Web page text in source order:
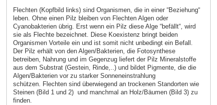
Flechten (Kopfbild links) sind Organismen, die in einer “Beziehung“
leben. Ohne einen Pilz bleiben von Flechten Algen oder
Cyanobakterien übrig. Erst wenn ein Pilz diese Alge “befällt“, wird
sie als Flechte bezeichnet. Diese Koexistenz bringt beiden
Organismen Vorteile ein und ist somit nicht unbedingt ein Befall.
Der Pilz erhält von den Algen/Bakterien, die Fotosynthese
betreiben, Nahrung und im Gegenzug liefert der Pilz Mineralstoffe
aus dem Substrat (Gestein, Rinde,..) und bildet Pigmente, die die
Algen/Bakterien vor zu starker Sonneneinstrahlung
schützen. Flechten sind überwiegend an trockenen Standorten wie
Steinen (Bild 1 und 2) und manchmal an Holz/Bäumen (Bild 3) zu
finden.